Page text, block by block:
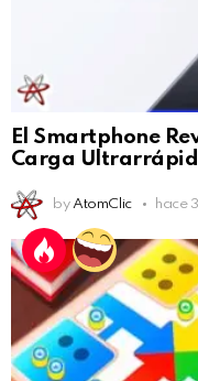
El Smartphone
Carga
by AtomClic hace